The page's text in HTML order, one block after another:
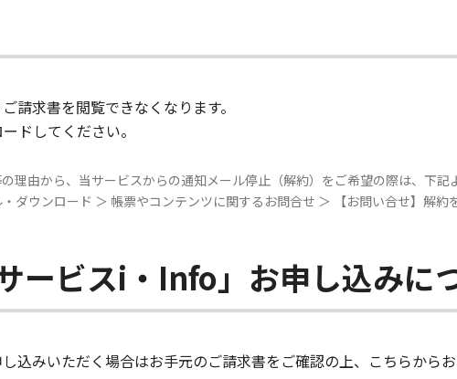
請求書を閲覧できなくなります。
ドしてください。
理由から、当サービスからの通知メール停止（解約）をご希望の際は、下記
ダウンロード ＞ 帳票やコンテンツに関するお問合せ ＞ 【お問い合せ】解約
ービスi・Info」お申し込みに
込みいただく場合はお手元のご請求書をご確認の上、こちらから